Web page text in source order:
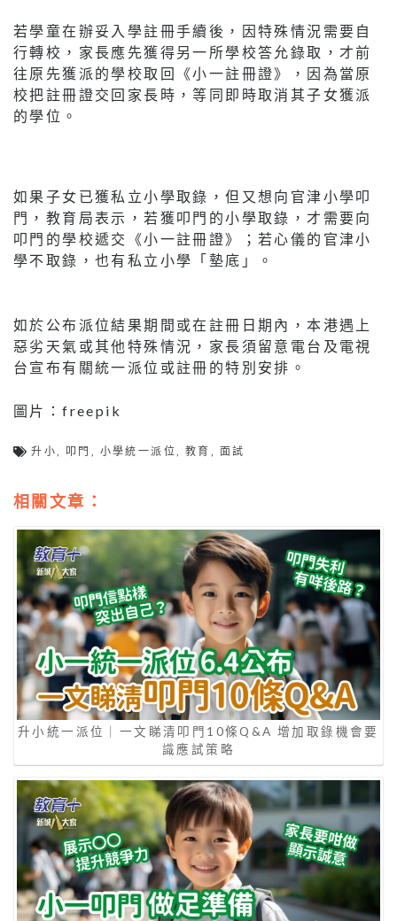
若學童在辦妥入學註冊手續後，因特殊情況需要自
行轉校，家長應先獲得另一所學校答允錄取，才前
往原先獲派的學校取回《小一註冊證》，因為當原
校把註冊證交回家長時，等同即時取消其子女獲派
的學位。
如果子女已獲私立小學取錄，但又想向官津小學叩
門，教育局表示，若獲叩門的小學取錄，才需要向
叩門的學校遞交《小一註冊證》；若心儀的官津小
學不取錄，也有私立小學「墊底」。
如於公布派位結果期間或在註冊日期內，本港遇上
惡劣天氣或其他特殊情況，家長須留意電台及電視
台宣布有關統一派位或註冊的特別安排。
圖片：freepik
升小, 叩門 , 小學統一派位, 教育 , 面試
相關文章：
升小統一派位｜一文睇清叩門10條Q&A 增加取錄機會要
識應試策略